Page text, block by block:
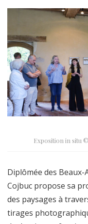
Exposition in situ
Diplômée des
Cojbuc propose sa
des paysages à
tirages